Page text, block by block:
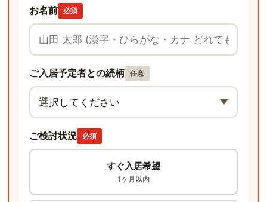
お名前 必須
ご入居予定者との続柄 任意
ご検討状況 必須
すぐ入居希望
1ヶ月以内